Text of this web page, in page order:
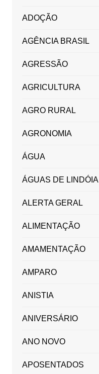
ADOÇÃO
AGÊNCIA BRASIL
AGRESSÃO
AGRICULTURA
AGRO RURAL
AGRONOMIA
ÁGUA
ÁGUAS DE LINDÓIA
ALERTA GERAL
ALIMENTAÇÃO
AMAMENTAÇÃO
AMPARO
ANISTIA
ANIVERSÁRIO
ANO NOVO
APOSENTADOS